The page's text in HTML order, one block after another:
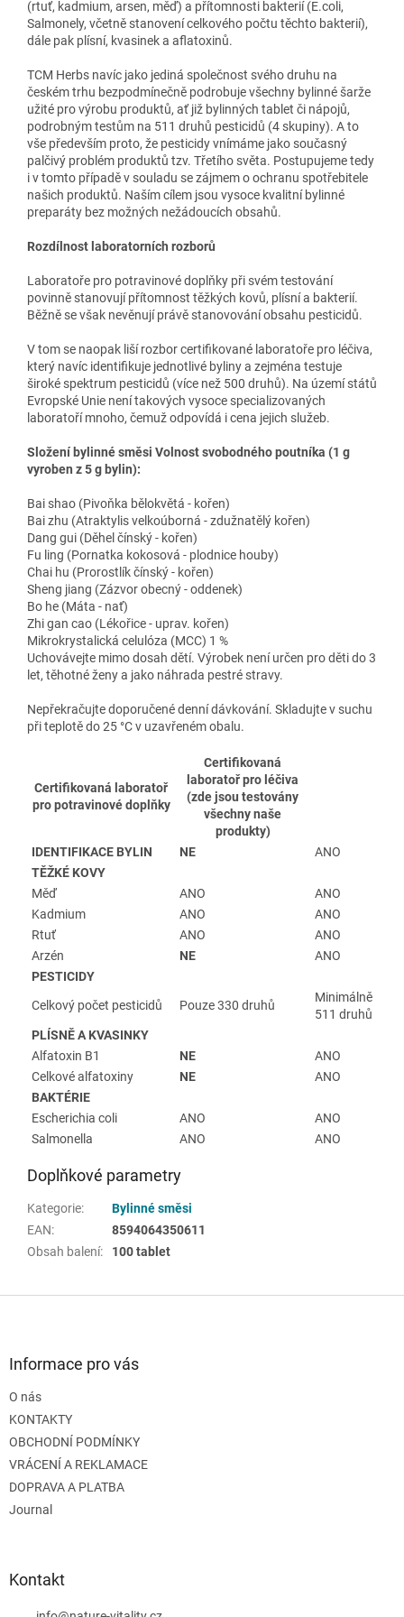
(rtuť, kadmium, arsen, měď) a přítomnosti bakterií (E.coli,
Salmonely, včetně stanovení celkového počtu těchto bakterií),
dále pak plísní, kvasinek a aflatoxinů.
TCM Herbs navíc jako jediná společnost svého druhu na
českém trhu bezpodmínečně podrobuje všechny bylinné šarže
užité pro výrobu produktů, ať již bylinných tablet či nápojů,
podrobným testům na 511 druhů pesticidů (4 skupiny). A to
vše především proto, že pesticidy vnímáme jako současný
palčivý problém produktů tzv. Třetího světa. Postupujeme tedy
i v tomto případě v souladu se zájmem o ochranu spotřebitele
našich produktů. Naším cílem jsou vysoce kvalitní bylinné
preparáty bez možných nežádoucích obsahů.
Rozdílnost laboratorních rozborů
Laboratoře pro potravinové doplňky při svém testování
povinně stanovují přítomnost těžkých kovů, plísní a bakterií.
Běžně se však nevěnují právě stanovování obsahu pesticidů.
V tom se naopak liší rozbor certifikované laboratoře pro léčiva,
který navíc identifikuje jednotlivé byliny a zejména testuje
široké spektrum pesticidů (více než 500 druhů). Na území států
Evropské Unie není takových vysoce specializovaných
laboratoří mnoho, čemuž odpovídá i cena jejich služeb.
Složení bylinné směsi Volnost svobodného poutníka (1 g
vyroben z 5 g bylin):
Bai shao (Pivoňka bělokvětá - kořen)
Bai zhu (Atraktylis velkoúborná - zdužnatělý kořen)
Dang gui (Děhel čínský - kořen)
Fu ling (Pornatka kokosová - plodnice houby)
Chai hu (Prorostlík čínský - kořen)
Sheng jiang (Zázvor obecný - oddenek)
Bo he (Máta - nať)
Zhi gan cao (Lékořice - uprav. kořen)
Mikrokrystalická celulóza (MCC) 1 %
Uchovávejte mimo dosah dětí. Výrobek není určen pro děti do 3
let, těhotné ženy a jako náhrada pestré stravy.
Nepřekračujte doporučené denní dávkování. Skladujte v suchu
při teplotě do 25 °C v uzavřeném obalu.
Certifikovaná laboratoř
pro potravinové doplňky
Certifikovaná
laboratoř pro léčiva
(zde jsou testovány
všechny naše
produkty)
IDENTIFIKACE BYLIN
NE
ANO
TĚŽKÉ KOVY
Měď
ANO
ANO
Kadmium
ANO
ANO
Rtuť
ANO
ANO
Arzén
NE
ANO
PESTICIDY
Celkový počet pesticidů
Pouze 330 druhů
Minimálně
511 druhů
PLÍSNĚ A KVASINKY
Alfatoxin B1
NE
ANO
Celkové alfatoxiny
NE
ANO
BAKTÉRIE
Escherichia coli
ANO
ANO
Salmonella
ANO ANO
Doplňkové parametry
Kategorie:
Bylinné směsi
EAN:
8594064350611
Obsah balení: 100 tablet
Informace pro vás
O nás
KONTAKTY
OBCHODNÍ PODMÍNKY
VRÁCENÍ A REKLAMACE
DOPRAVA A PLATBA
Journal
Kontakt